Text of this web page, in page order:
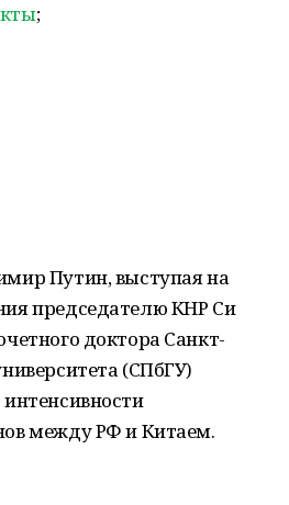
;
Путин, выступая на
председателю КНР Си
доктора Санкт-
(СПбГУ)
между РФ и Китаем.